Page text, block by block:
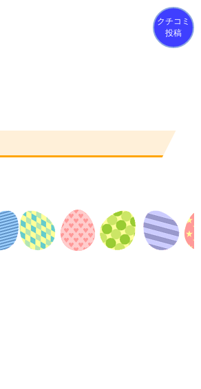
クチコミ
投稿